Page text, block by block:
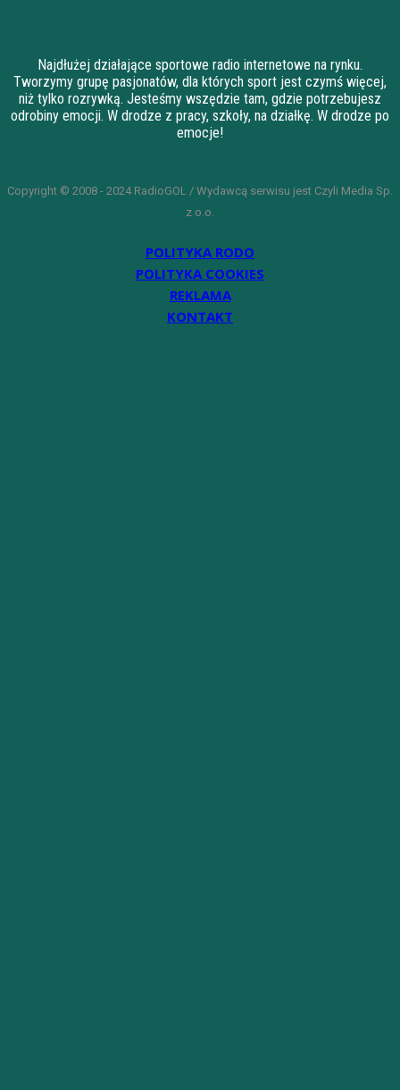
Najdłużej działające sportowe radio internetowe na rynku.
Tworzymy grupę pasjonatów, dla których sport jest czymś więcej,
niż tylko rozrywką. Jesteśmy wszędzie tam, gdzie potrzebujesz
odrobiny emocji. W drodze z pracy, szkoły, na działkę. W drodze po
emocje!
Copyright © 2008 - 2024 RadioGOL / Wydawcą serwisu jest Czyli Media Sp.
z o.o.
POLITYKA RODO
POLITYKA COOKIES
REKLAMA
KONTAKT